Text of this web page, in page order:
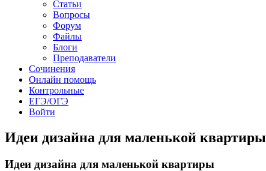
Статьи
Вопросы
Форум
Файлы
Блоги
Преподаватели
Сочинения
Онлайн помощь
Контрольные
ЕГЭ/ОГЭ
Войти
Идеи дизайна для маленькой квартиры
Идеи дизайна для маленькой квартиры